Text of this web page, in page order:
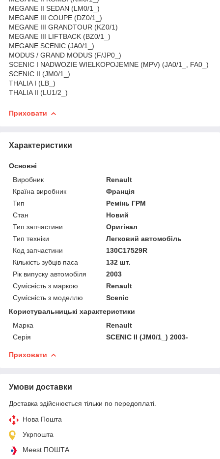
MEGANE II SEDAN (LM0/1_)
MEGANE III COUPE (DZ0/1_)
MEGANE III GRANDTOUR (KZ0/1)
MEGANE III LIFTBACK (BZ0/1_)
MEGANE SCENIC (JA0/1_)
MODUS / GRAND MODUS (F/JP0_)
SCENIC I NADWOZIE WIELKOPOJEMNE (MPV) (JA0/1_, FA0_)
SCENIC II (JM0/1_)
THALIA I (LB_)
THALIA II (LU1/2_)
Приховати
Характеристики
Основні
Виробник
Renault
Країна виробник
Франція
Тип
Ремінь ГРМ
Стан
Новий
Тип запчастини
Оригінал
Тип техніки
Легковий автомобіль
Код запчастини
130C17529R
Кількість зубців паса
132 шт.
Рік випуску автомобіля
2003
Сумісність з маркою
Renault
Сумісність з моделлю
Scenic
Користувальницькі характеристики
Марка
Renault
Серія
SCENIC II (JM0/1_) 2003-
Приховати
Умови доставки
Доставка здійснюється тільки по передоплаті.
Нова Пошта
Укрпошта
Meest ПОШТА